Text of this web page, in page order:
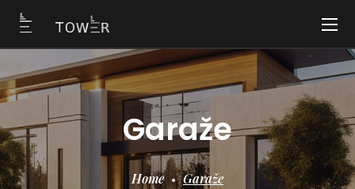
Garaže
Home Garaže